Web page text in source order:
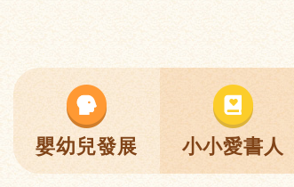
嬰幼兒發展 小小愛書人